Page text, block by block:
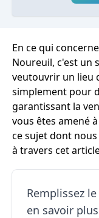
En ce qui
Noureuil, c'est un
veutouvrir un lieu
simplement pour
garantissant la
vous êtes amené
ce sujet dont
à travers cet
Remplissez
en savoir